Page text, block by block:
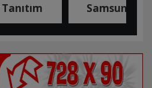
Samsun Tanıtım ...